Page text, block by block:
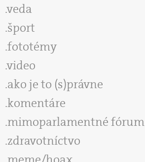
veda
šport
fototémy
video
ako je to (s)právne
komentáre
mimoparlamentné fórum
zdravotníctvo